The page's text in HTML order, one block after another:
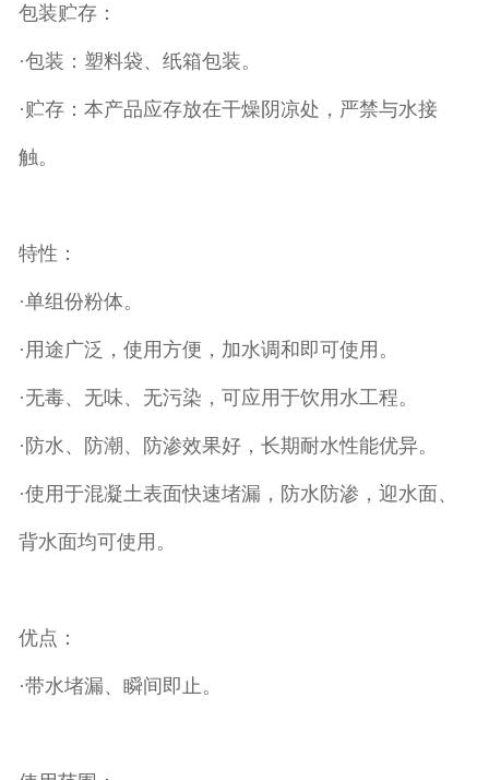
包装贮存：
·包装：塑料袋、纸箱包装。
·贮存：本产品应存放在干燥阴凉处，严禁与水接
触。
特性：
·单组份粉体。
·用途广泛，使用方便，加水调和即可使用。
·无毒、无味、无污染，可应用于饮用水工程。
·防水、防潮、防渗效果好，长期耐水性能优异。
·使用于混凝土表面快速堵漏，防水防渗，迎水面、
背水面均可使用。
优点：
·带水堵漏、瞬间即止。